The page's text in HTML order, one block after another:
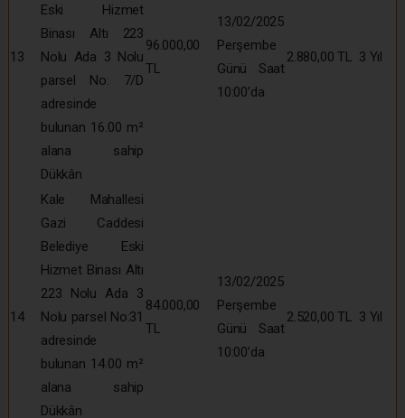
13
Eski Hizmet
Binası Altı 223
Nolu Ada 3 Nolu
parsel No: 7/D
adresinde
bulunan 16.00 m²
alana sahip
Dükkân
96.000,00
TL
13/02/2025
Perşembe
Günü Saat
10:00’da
2.880,00 TL 3 Yıl
14
Kale Mahallesi
Gazi Caddesi
Belediye Eski
Hizmet Binası Altı
223 Nolu Ada 3
Nolu parsel No:31
adresinde
bulunan 14.00 m²
alana sahip
Dükkân
84.000,00
TL
13/02/2025
Perşembe
Günü Saat
10:00’da
2.520,00 TL 3 Yıl